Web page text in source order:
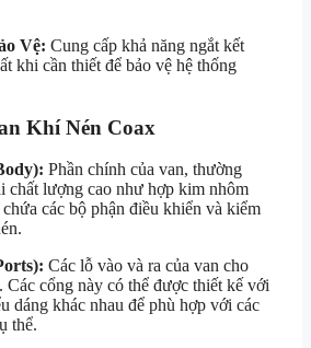
Vệ: Cung cấp khả năng ngắt kết
khi cần thiết để bảo vệ hệ thống
Khí Nén Coax
Phần chính của van, thường
chất lượng cao như hợp kim nhôm
các bộ phận điều khiển và kiểm
Các lỗ vào và ra của van cho
Các cổng này có thể được thiết kế với
dáng khác nhau để phù hợp với các
thể.